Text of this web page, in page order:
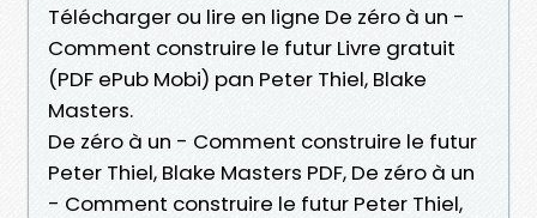
Télécharger ou lire en ligne De zéro à un -
Comment construire le futur Livre gratuit
(PDF ePub Mobi) pan Peter Thiel, Blake
Masters.
De zéro à un - Comment construire le futur
Peter Thiel, Blake Masters PDF, De zéro à un
- Comment construire le futur Peter Thiel,